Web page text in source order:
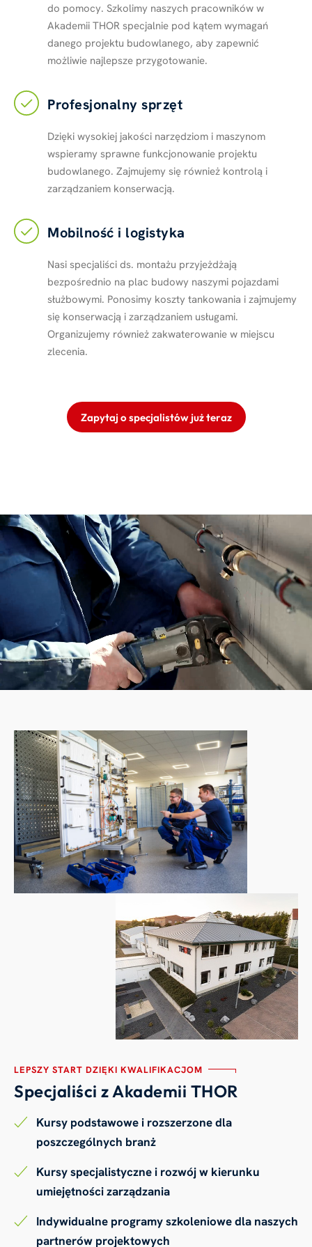
do pomocy. Szkolimy naszych pracowników w
Akademii THOR specjalnie pod kątem wymagań
danego projektu budowlanego, aby zapewnić
możliwie najlepsze przygotowanie.
Profesjonalny sprzęt
Dzięki wysokiej jakości narzędziom i maszynom
wspieramy sprawne funkcjonowanie projektu
budowlanego. Zajmujemy się również kontrolą i
zarządzaniem konserwacją.
Mobilność i logistyka
Nasi specjaliści ds. montażu przyjeżdżają
bezpośrednio na plac budowy naszymi pojazdami
służbowymi. Ponosimy koszty tankowania i zajmujemy
się konserwacją i zarządzaniem usługami.
Organizujemy również zakwaterowanie w miejscu
zlecenia.
Zapytaj o specjalistów już teraz
LEPSZY START DZIĘKI KWALIFIKACJOM
Specjaliści z Akademii THOR
Kursy podstawowe i rozszerzone dla
poszczególnych branż
Kursy specjalistyczne i rozwój w kierunku
umiejętności zarządzania
Indywidualne programy szkoleniowe dla naszych
partnerów projektowych